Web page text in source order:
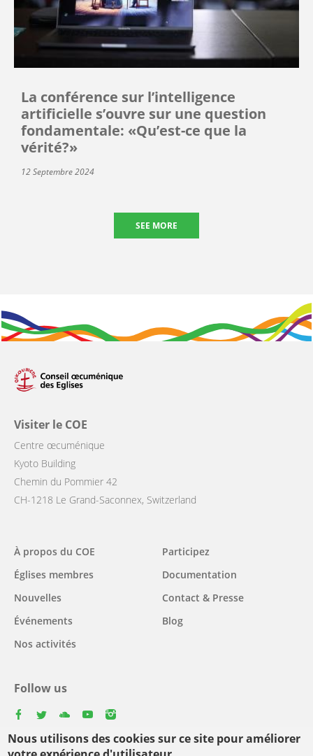
Nous utilisons des cookies sur ce site pour améliorer
La conférence sur l’intelligence
artificielle s’ouvre sur une question
fondamentale: «Qu’est-ce que la
vérité?»
12 Septembre 2024
SEE MORE
Visiter le COE
Centre œcuménique
Kyoto Building
Chemin du Pommier 42
CH-1218 Le Grand-Saconnex, Switzerland
Main
navigation
À propos du COE
Églises membres
Nouvelles
Événements
Nos activités
Participez
Documentation
Contact & Presse
Blog
Follow us
Select